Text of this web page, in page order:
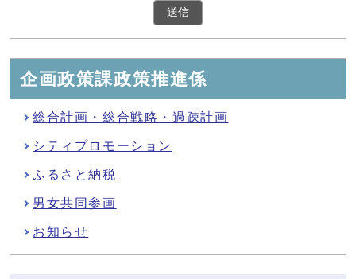
企画政策課政策推進係
総合計画・総合戦略・過疎計画
シティプロモーション
ふるさと納税
男女共同参画
お知らせ